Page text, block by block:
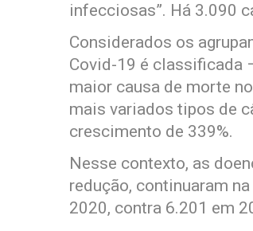
infecciosas”. Há 3.090
Considerados os
Covid-19 é classificada
maior causa de morte
mais variados tipos de
crescimento de 339%.
Nesse contexto, as
redução, continuaram
2020, contra 6.201 em